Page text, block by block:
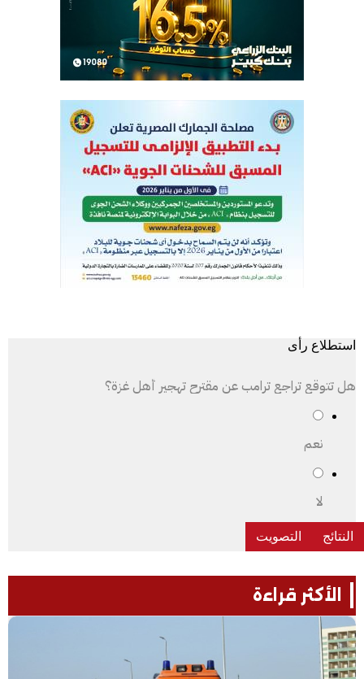
استطلاع رأى
هل تتوقع تراجع ترامب عن مقترح تهجير أهل غزة؟
نعم
لا
الأكثر قراءة